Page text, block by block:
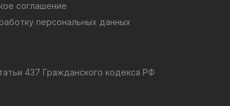
437 Гражданского кодекса РФ
персональных данных
соглашение